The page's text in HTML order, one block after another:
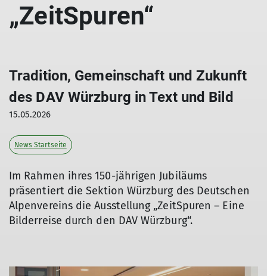
„ZeitSpuren“
Tradition, Gemeinschaft und Zukunft
des DAV Würzburg in Text und Bild
15.05.2026
News Startseite
Im Rahmen ihres 150-jährigen Jubiläums
präsentiert die Sektion Würzburg des Deutschen
Alpenvereins die Ausstellung „ZeitSpuren – Eine
Bilderreise durch den DAV Würzburg“.